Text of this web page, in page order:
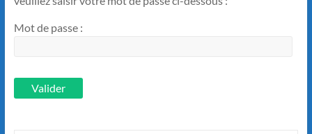
Mot de passe :